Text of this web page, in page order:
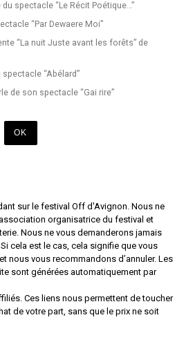
spectacle “Le Récit Poétique…”
“Par Dewaere Moi”
“La nuit Juste avant les forêts” de
“Abélard”
de son spectacle “Gai rire”
OK
sur le festival Off d'Avignon. Nous ne
organisatrice du festival et
Nous ne vous demanderons jamais
cela est le cas, cela signifie que vous
nous vous recommandons d’annuler. Les
sont générées automatiquement par
Ces liens nous permettent de toucher
de votre part, sans que le prix ne soit